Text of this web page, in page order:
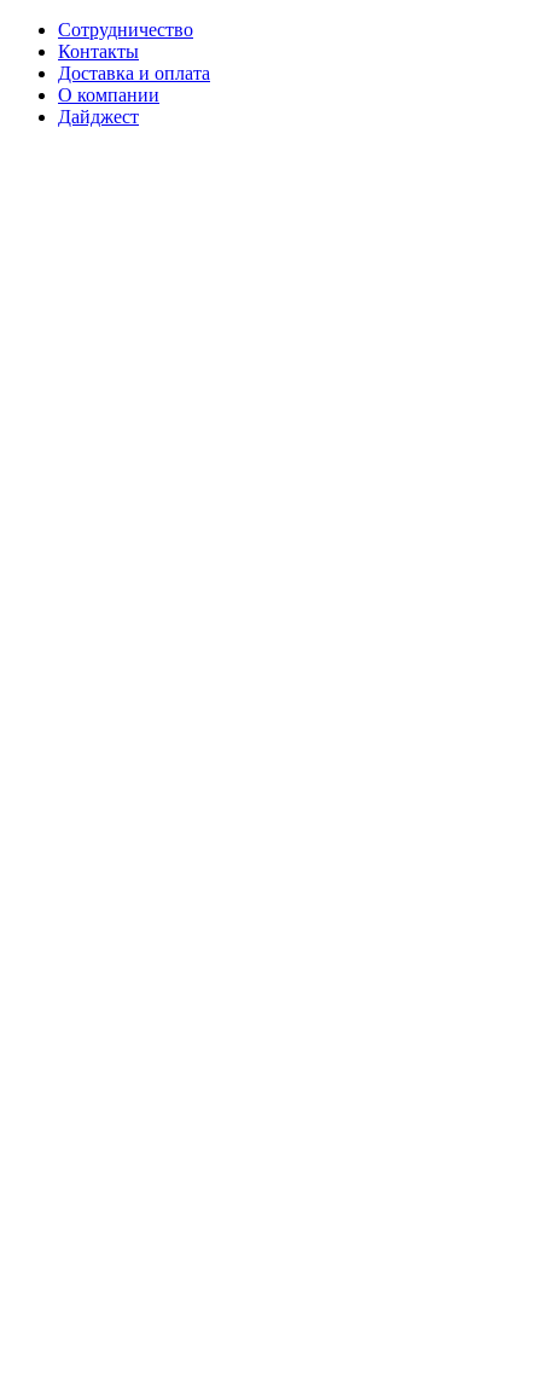
Сотрудничество
Контакты
Доставка и оплата
О компании
Дайджест